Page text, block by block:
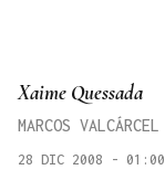
Xaime Quessada
MARCOS VALCÁRCEL
28 DIC 2008 - 01:00